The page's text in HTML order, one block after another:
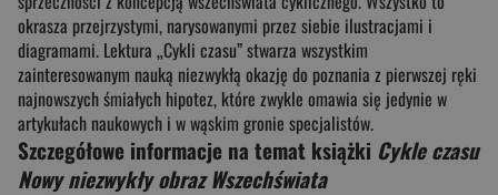
okrasza przejrzystymi, narysowanymi przez siebie ilustracjami i
diagramami. Lektura „Cykli czasu” stwarza wszystkim
zainteresowanym nauką niezwykłą okazję do poznania z pierwszej ręki
najnowszych śmiałych hipotez, które zwykle omawia się jedynie w
artykułach naukowych i w wąskim gronie specjalistów.
Szczegółowe informacje na temat książki Cykle czasu
Nowy niezwykły obraz Wszechświata